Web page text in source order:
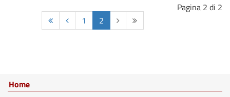
Pagina 2 di 2
1
2 AvantiFine
Home